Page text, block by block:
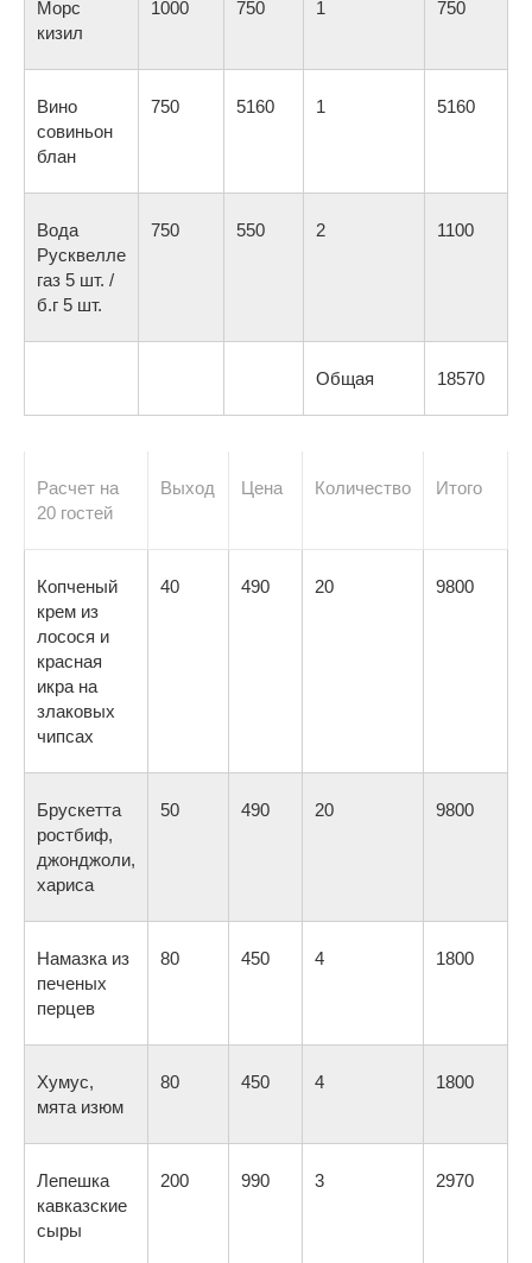
Морс
кизил
1000 750 1 750
Вино
совиньон
блан
750 5160 1 5160
Вода
Русквелле
газ 5 шт. /
б.г 5 шт.
750 550 2 1100
Общая 18570
Расчет на
20 гостей
Выход Цена Количество Итого
Копченый
крем из
лосося и
красная
икра на
злаковых
чипсах
40 490 20 9800
Брускетта
ростбиф,
джонджоли,
хариса
50 490 20 9800
Намазка из
печеных
перцев
80 450 4 1800
Хумус,
мята изюм
80 450 4 1800
Лепешка
кавказские
сыры
200 990 3 2970